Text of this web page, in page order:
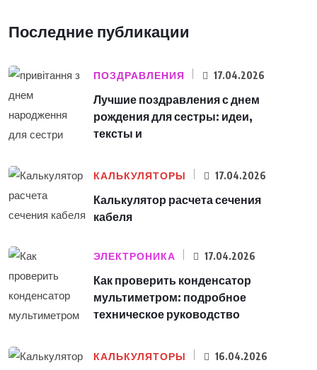
Последние публикации
ПОЗДРАВЛЕНИЯ 17.04.2026
Лучшие поздравления с днем
рождения для сестры: идеи,
тексты и
КАЛЬКУЛЯТОРЫ 17.04.2026
Калькулятор расчета сечения
кабеля
ЭЛЕКТРОНИКА 17.04.2026
Как проверить конденсатор
мультиметром: подробное
техническое руководство
КАЛЬКУЛЯТОРЫ 16.04.2026